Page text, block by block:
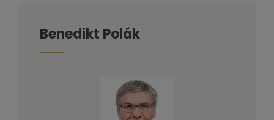
Benedikt Polák